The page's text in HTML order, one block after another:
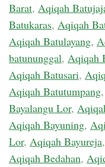
Barat, Aqiqah
Batukaras, Aqiqah
Aqiqah Batulayang,
batununggal, Aqiqah
Aqiqah Batusari,
Aqiqah Batutumpang,
Bayalangu Lor,
Aqiqah Bayuning,
Lor, Aqiqah Bayureja,
Aqiqah Bedahan,